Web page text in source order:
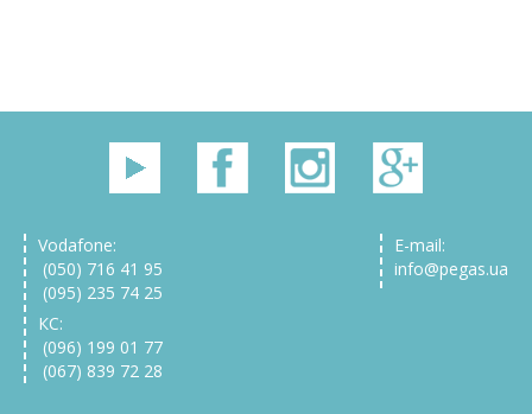
Vodafone:
(050) 716 41 95
(095) 235 74 25
КС:
(096) 199 01 77
(067) 839 72 28
E-mail:
info@pegas.ua